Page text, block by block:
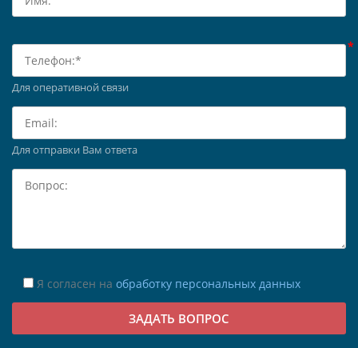
Для оперативной связи
Для отправки Вам ответа
Я согласен на обработку персональных данных